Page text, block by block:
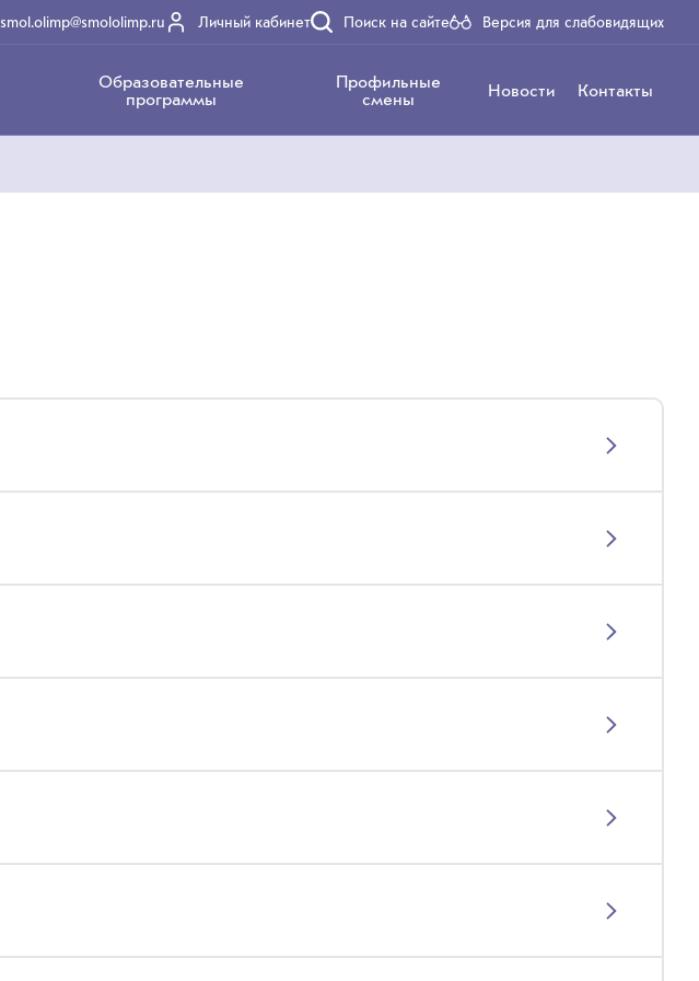
smol.olimp@smololimp.ru Личный кабинет Поиск на сайте Версия для слабовидящих
Образовательные
программы
Профильные
смены
Новости Контакты